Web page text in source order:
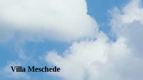
Villa Meschede